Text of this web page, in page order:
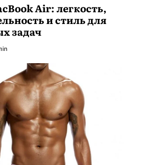
Air: легкость,
и стиль для
задач